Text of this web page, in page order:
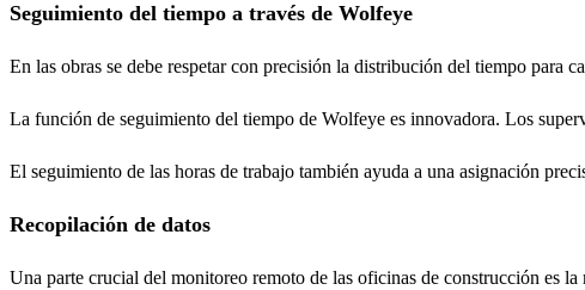
Seguimiento del tiempo a través de Wolfeye
En las obras se debe respetar con precisión la distribución del tiempo para
La función de seguimiento del tiempo de Wolfeye es innovadora. Los
El seguimiento de las horas de trabajo también ayuda a una asignación
Recopilación de datos
Una parte crucial del monitoreo remoto de las oficinas de construcción es